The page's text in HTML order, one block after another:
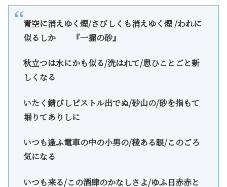
青空に消えゆく煙/さびしくも消えゆく煙 /われに
似るしか 『一握の砂』
秋立つは水にかも似る/洗はれて/思ひことごと新
しくなる
いたく錆びしピストル出でぬ/砂山の/砂を指もて
堀りてありしに
いつも逢ふ電車の中の小男の/稜ある眼/このごろ
気になる
いつも来る/この酒肆のかなしさよ/ゆふ日赤赤と